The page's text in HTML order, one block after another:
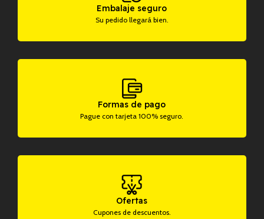
Embalaje seguro
Su pedido llegará bien.
Formas de pago
Pague con tarjeta 100% seguro.
Ofertas
Cupones de descuentos.